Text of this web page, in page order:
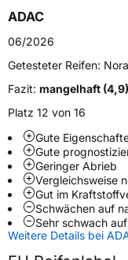
Fahrzeugtyp
Verwendung
Modellname4Season
FahrzeugartPKW &
Weitere
Schlauchtyp TL
ZustandNeureifen
ADAC
06/2026
Getesteter Reifen:
Fazit: mangelhaft (4,9)
Platz 12 von 16
Gute
Gute
Geringer Abrieb
Vergleichsweise
Gut im
Schwächen auf
Sehr schwach
Weitere Details bei